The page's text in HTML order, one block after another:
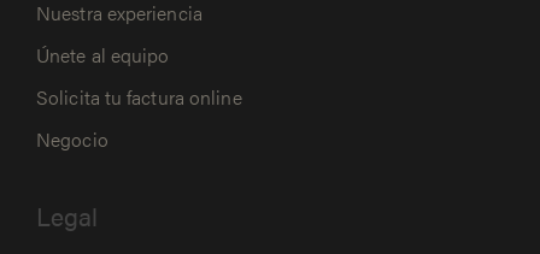
Nuestra experiencia
Únete al equipo
Solicita tu factura online
Negocio
Legal